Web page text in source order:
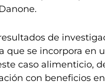
de
que se incorpora en
caso alimenticio,
con beneficios